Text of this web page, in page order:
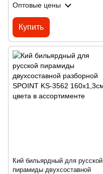
Оптовые цены
Купить
Кий бильярдный для русской
пирамиды двухсоставной